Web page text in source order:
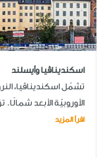
اسكنديناڤيا وأيسلند
تشمُل اسكنديناڤيا،
الأوروبيّة الأبعد
اقرأ المزيد